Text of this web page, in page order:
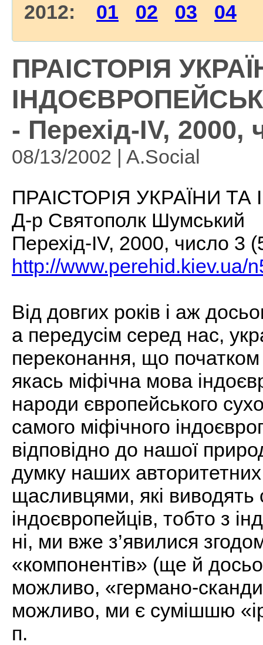
2012: 01 02 03 04
ПРАІСТОРІЯ
- Перехід-IV, 2000,
08/13/2002 | A.Social
ПРАІСТОРІЯ УКРАЇНИ
Д-р Святополк Шумський
Перехід-IV, 2000, число 3
http://www.perehid.kiev.ua/
Від довгих років і аж
а передусім серед нас,
переконання, що
якась міфічна мова
народи європейського
самого міфічного
відповідно до нашої
думку наших авторитетних
щасливцями, які виводять
індоєвропейців, тобто з
ні, ми вже з’явилися
«компонентів» (ще й
можливо, «германо-
можливо, ми є сумішшю
п.